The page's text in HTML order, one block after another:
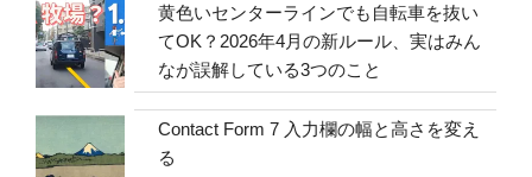
黄色いセンターラインでも自転車を抜い
てOK？2026年4月の新ルール、実はみん
なが誤解している3つのこと
Contact Form 7 入力欄の幅と高さを変え
る